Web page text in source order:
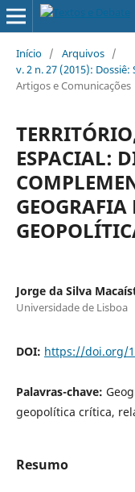
Início / Arquivos /
v. 2 n. 27 (2015):
Artigos e Comunicações
ESPACIAL:
Jorge da Silva
Universidade de Lisboa
DOI: https://doi.org/
Palavras-chave:
geopolítica crítica,
Resumo